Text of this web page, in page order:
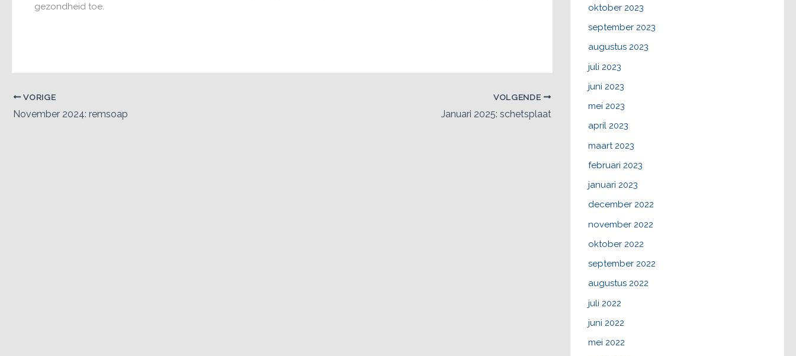
gezondheid toe.
VORIGE
November 2024: remsoap
VOLGENDE
Januari 2025: schetsplaat
oktober 2023
september 2023
augustus 2023
juli 2023
juni 2023
mei 2023
april 2023
maart 2023
februari 2023
januari 2023
december 2022
november 2022
oktober 2022
september 2022
augustus 2022
juli 2022
juni 2022
mei 2022